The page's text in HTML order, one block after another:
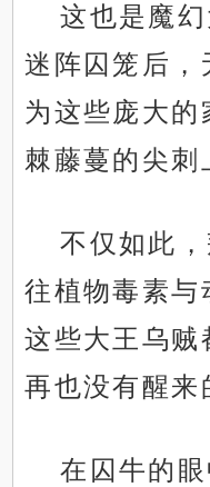
这也是魔
迷阵囚笼后，
为这些庞大的
棘藤蔓的尖刺
不仅如此
往植物毒素与
这些大王乌贼
再也没有醒来
在囚牛的